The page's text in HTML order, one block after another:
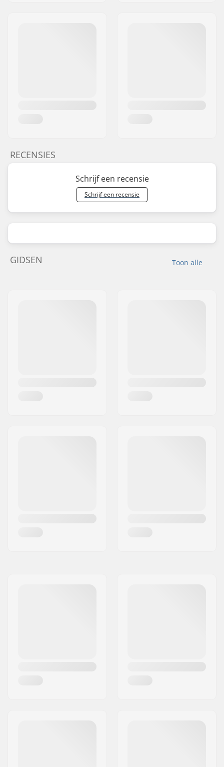
RECENSIES
Schrijf een recensie
Schrijf een recensie
Toon alle
GIDSEN